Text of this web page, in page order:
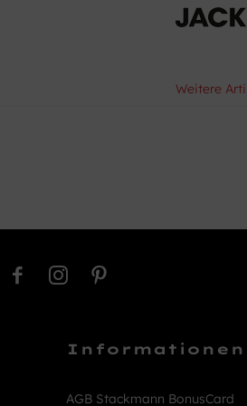
Weitere
Informationen
AGB Stackmann BonusCard